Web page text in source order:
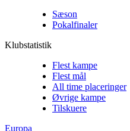
Sæson
Pokalfinaler
Klubstatistik
Flest kampe
Flest mål
All time placeringer
Øvrige kampe
Tilskuere
Europa